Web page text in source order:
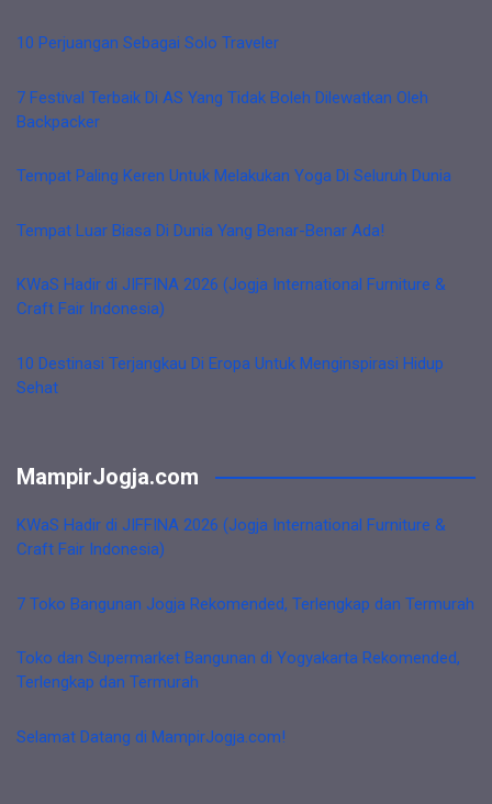
10 Perjuangan Sebagai Solo Traveler
7 Festival Terbaik Di AS Yang Tidak Boleh Dilewatkan Oleh
Backpacker
Tempat Paling Keren Untuk Melakukan Yoga Di Seluruh Dunia
Tempat Luar Biasa Di Dunia Yang Benar-Benar Ada!
KWaS Hadir di JIFFINA 2026 (Jogja International Furniture &
Craft Fair Indonesia)
10 Destinasi Terjangkau Di Eropa Untuk Menginspirasi Hidup
Sehat
MampirJogja.com
KWaS Hadir di JIFFINA 2026 (Jogja International Furniture &
Craft Fair Indonesia)
7 Toko Bangunan Jogja Rekomended, Terlengkap dan Termurah
Toko dan Supermarket Bangunan di Yogyakarta Rekomended,
Terlengkap dan Termurah
Selamat Datang di MampirJogja.com!